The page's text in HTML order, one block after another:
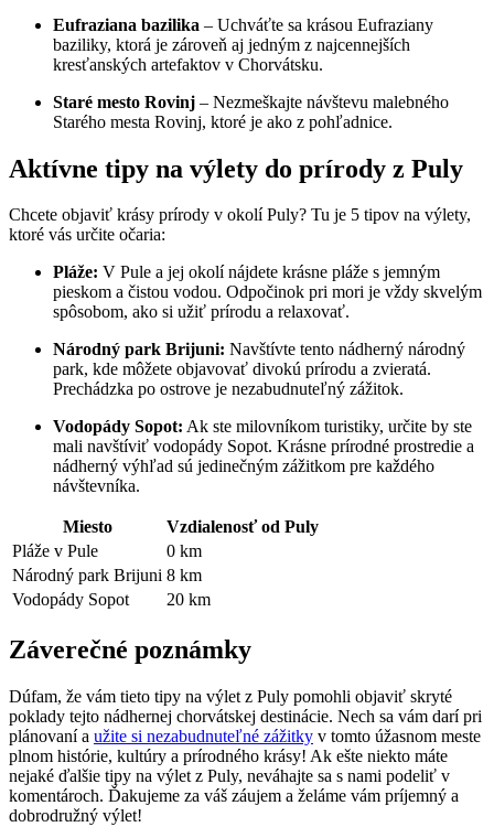
Eufraziana bazilika – Uchváťte sa krásou Eufraziany
baziliky, ktorá je zároveň aj jedným z najcennejších
kresťanských artefaktov v Chorvátsku.
Staré mesto Rovinj – Nezmeškajte návštevu malebného
Starého mesta Rovinj, ktoré je ako z pohľadnice.
Aktívne tipy na výlety do prírody z Puly
Chcete objaviť krásy prírody v okolí Puly? Tu je 5 tipov na výlety,
ktoré vás určite očaria:
Pláže: V Pule a jej okolí nájdete krásne pláže s jemným
pieskom a čistou vodou. Odpočinok pri mori je vždy skvelým
spôsobom, ako si užiť prírodu a relaxovať.
Národný park Brijuni: Navštívte tento nádherný národný
park, kde môžete objavovať divokú prírodu a zvieratá.
Prechádzka po ostrove je nezabudnuteľný zážitok.
Vodopády Sopot: Ak ste milovníkom turistiky, určite by ste
mali navštíviť vodopády Sopot. Krásne prírodné prostredie a
nádherný výhľad sú jedinečným zážitkom pre každého
návštevníka.
Miesto
Vzdialenosť od Puly
Pláže v Pule
0 km
Národný park Brijuni 8 km
Vodopády Sopot
20 km
Záverečné poznámky
Dúfam, že vám tieto tipy na výlet z Puly pomohli objaviť skryté
poklady tejto nádhernej chorvátskej destinácie. Nech sa vám darí pri
plánovaní a užite si nezabudnuteľné zážitky v tomto úžasnom meste
plnom histórie, kultúry a prírodného krásy! Ak ešte niekto máte
nejaké ďalšie tipy na výlet z Puly, neváhajte sa s nami podeliť v
komentároch. Ďakujeme za váš záujem a želáme vám príjemný a
dobrodružný výlet!